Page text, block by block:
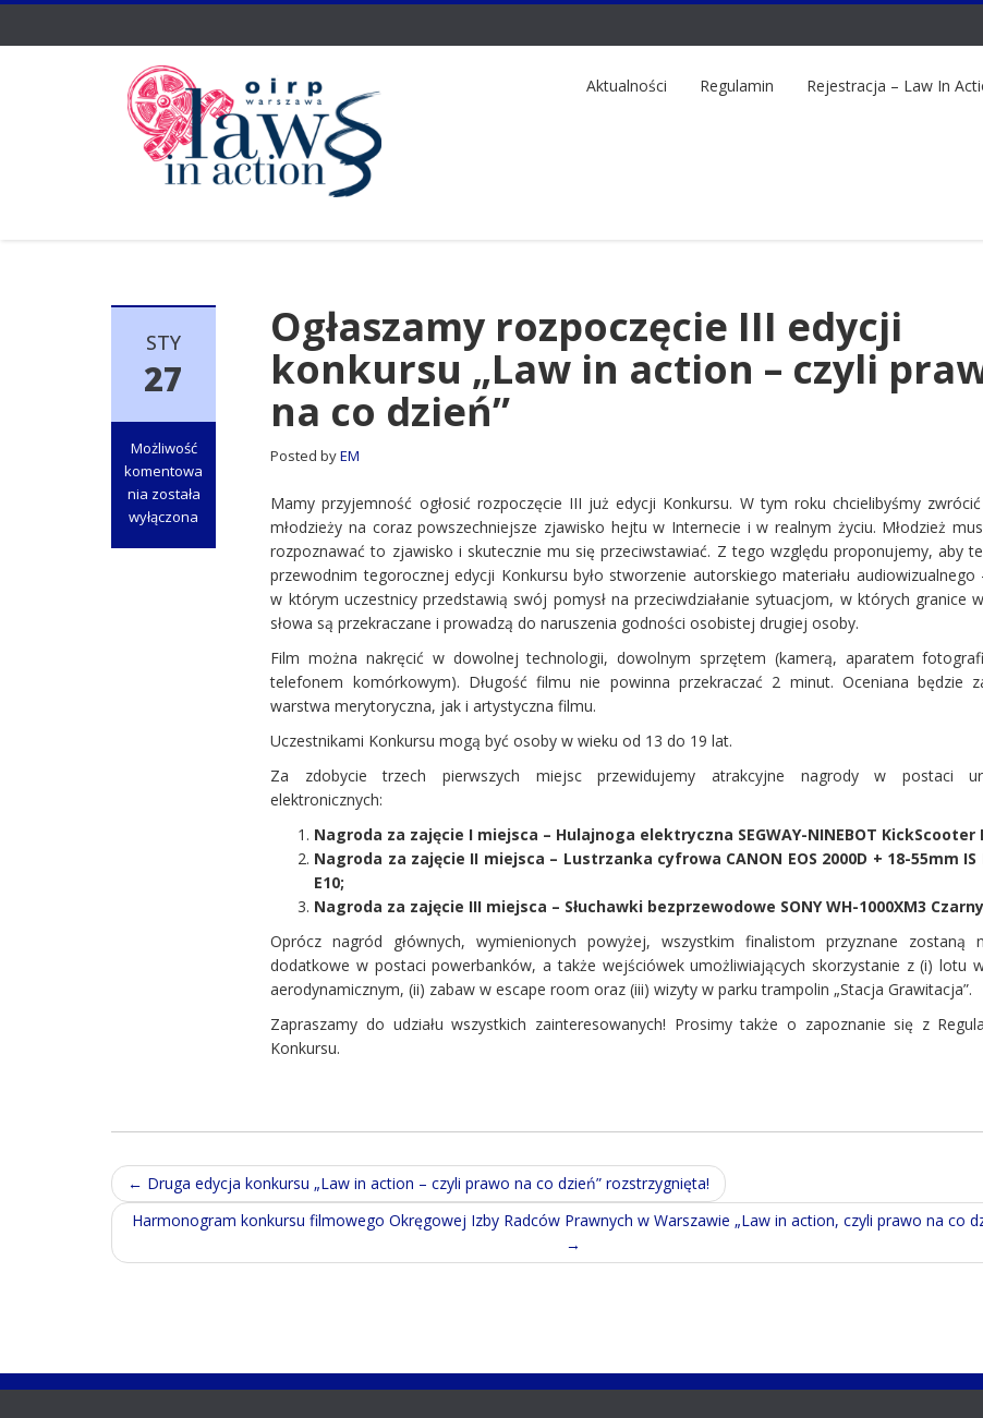
Aktualności Regulamin Rejestracja – Law In
STY
27
Możliwość
komentowa
nia
Ogłaszamy
została
wyłączona
Ogłaszamy rozpoczęcie III edycji
konkursu „Law in action – czyli
na co dzień”
Posted byEM
Mamy przyjemność ogłosić rozpoczęcie III już edycji Konkursu. W tym roku chcielibyśmy
młodzieży na coraz powszechniejsze zjawisko hejtu w Internecie i w realnym życiu. Młodzież
rozpoznawać to zjawisko i skutecznie mu się przeciwstawiać. Z tego względu proponujemy, aby
przewodnim tegorocznej edycji Konkursu było stworzenie autorskiego materiału audiowizualnego
w którym uczestnicy przedstawią swój pomysł na przeciwdziałanie sytuacjom, w których granice
słowa są przekraczane i prowadzą do naruszenia godności osobistej drugiej osoby.
Film można nakręcić w dowolnej technologii, dowolnym sprzętem (kamerą, aparatem
telefonem komórkowym). Długość filmu nie powinna przekraczać 2 minut. Oceniana będzie
warstwa merytoryczna, jak i artystyczna filmu.
Uczestnikami Konkursu mogą być osoby w wieku od 13 do 19 lat.
Za zdobycie trzech pierwszych miejsc przewidujemy atrakcyjne nagrody w postaci
elektronicznych:
Nagroda za zajęcie I miejsca – Hulajnoga elektryczna SEGWAY-NINEBOT KickScooter
Nagroda za zajęcie II miejsca – Lustrzanka cyfrowa CANON EOS 2000D + 18-55mm IS
E10;
Nagroda za zajęcie III miejsca – Słuchawki bezprzewodowe SONY WH-1000XM3
Oprócz nagród głównych, wymienionych powyżej, wszystkim finalistom przyznane zostaną
dodatkowe w postaci powerbanków, a także wejściówek umożliwiających skorzystanie z (i) lotu
aerodynamicznym, (ii) zabaw w escape room oraz (iii) wizyty w parku trampolin „Stacja Grawitacja”.
Zapraszamy do udziału wszystkich zainteresowanych! Prosimy także o zapoznanie się z
Konkursu.
Post
navigation
← Druga edycja konkursu „Law in action – czyli prawo na co dzień” rozstrzygnięta!
Harmonogram konkursu filmowego Okręgowej Izby Radców Prawnych w Warszawie „Law in action, czyli prawo na co
→